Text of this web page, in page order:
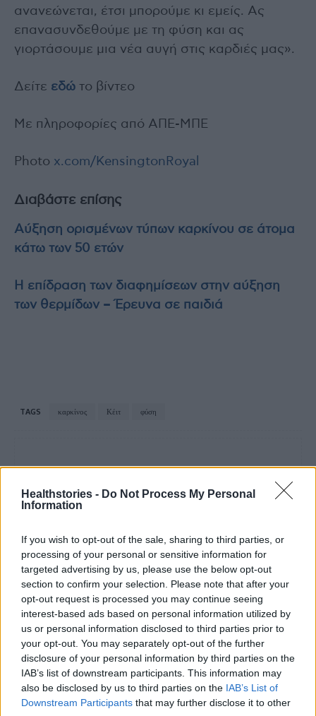
Healthstories - Do Not Process My Personal
Information
If you wish to opt-out of the sale, sharing to third parties, or
processing of your personal or sensitive information for
targeted advertising by us, please use the below opt-out
section to confirm your selection. Please note that after your
opt-out request is processed you may continue seeing
interest-based ads based on personal information utilized by
us or personal information disclosed to third parties prior to
your opt-out. You may separately opt-out of the further
disclosure of your personal information by third parties on the
IAB’s list of downstream participants. This information may
also be disclosed by us to third parties on the IAB’s List of
Downstream Participants that may further disclose it to other
ανανεώνεται, έτσι μπορούμε κι εμείς. Ας
επανασυνδεθούμε με τη φύση και ας
γιορτάσουμε μια νέα αυγή στις καρδιές μας».
Δείτε εδώ το βίντεο
Με πληροφορίες από ΑΠΕ-ΜΠΕ
Photo x.com/KensingtonRoyal
Διαβάστε επίσης
Αύξηση ορισμένων τύπων καρκίνου σε άτομα
κάτω των 50 ετών
Η επίδραση των διαφημίσεων στην αύξηση
των θερμίδων – Έρευνα σε παιδιά
TAGS καρκίνος Κέιτ φύση
healthstories